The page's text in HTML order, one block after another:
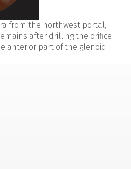
from the northwest portal,
after drilling the orifice
anterior part of the glenoid.